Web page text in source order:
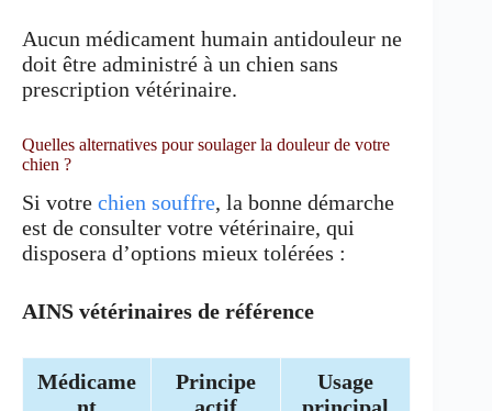
Aucun médicament humain antidouleur ne
doit être administré à un chien sans
prescription vétérinaire.
Quelles alternatives pour soulager la douleur de votre
chien ?
Si votre chien souffre, la bonne démarche
est de consulter votre vétérinaire, qui
disposera d’options mieux tolérées :
AINS vétérinaires de référence
Médicame
Principe
Usage